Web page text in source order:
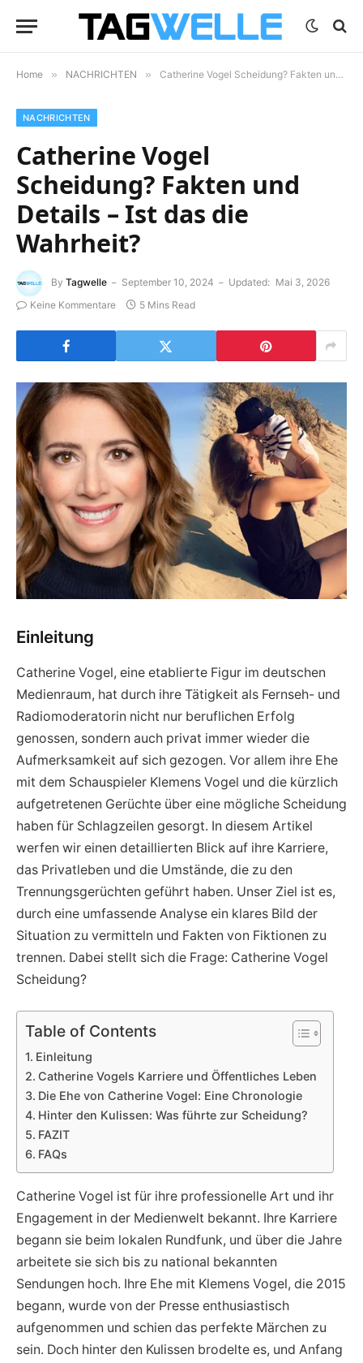
Home » NACHRICHTEN » Catherine Vogel Scheidung? Fakten und Details – Ist das die Wahrheit?
NACHRICHTEN
Catherine Vogel
Scheidung? Fakten und
Details – Ist das die
Wahrheit?
By Tagwelle September 10, 2024 Updated: Mai 3, 2026
Keine Kommentare
5 Mins Read
Einleitung
Catherine Vogel, eine etablierte Figur im deutschen
Medienraum, hat durch ihre Tätigkeit als Fernseh- und
Radiomoderatorin nicht nur beruflichen Erfolg
genossen, sondern auch privat immer wieder die
Aufmerksamkeit auf sich gezogen. Vor allem ihre Ehe
mit dem Schauspieler Klemens Vogel und die kürzlich
aufgetretenen Gerüchte über eine mögliche Scheidung
haben für Schlagzeilen gesorgt. In diesem Artikel
werfen wir einen detaillierten Blick auf ihre Karriere,
das Privatleben und die Umstände, die zu den
Trennungsgerüchten geführt haben. Unser Ziel ist es,
durch eine umfassende Analyse ein klares Bild der
Situation zu vermitteln und Fakten von Fiktionen zu
trennen. Dabei stellt sich die Frage: Catherine Vogel
Scheidung?
Table of Contents
Einleitung
Catherine Vogels Karriere und Öffentliches Leben
Die Ehe von Catherine Vogel: Eine Chronologie
Hinter den Kulissen: Was führte zur Scheidung?
FAZIT
FAQs
Catherine Vogel ist für ihre professionelle Art und ihr
Engagement in der Medienwelt bekannt. Ihre Karriere
begann sie beim lokalen Rundfunk, und über die Jahre
arbeitete sie sich bis zu national bekannten
Sendungen hoch. Ihre Ehe mit Klemens Vogel, die 2015
begann, wurde von der Presse enthusiastisch
aufgenommen und schien das perfekte Märchen zu
sein. Doch hinter den Kulissen brodelte es, und Anfang